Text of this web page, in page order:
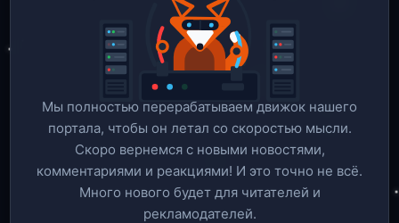
Мы полностью перерабатываем движок нашего
портала, чтобы он летал со скоростью мысли.
Скоро вернемся c новыми новостями,
комментариями и реакциями! И это точно не всё.
Много нового будет для читателей и
рекламодателей.